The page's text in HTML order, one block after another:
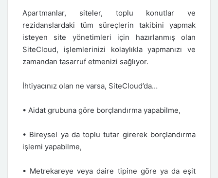
Apartmanlar, siteler, toplu konutlar ve
rezidanslardaki tüm süreçlerin takibini yapmak
isteyen site yönetimleri için hazırlanmış olan
SiteCloud, işlemlerinizi kolaylıkla yapmanızı ve
zamandan tasarruf etmenizi sağlıyor.
İhtiyacınız olan ne varsa, SiteCloud’da…
• Aidat grubuna göre borçlandırma yapabilme,
• Bireysel ya da toplu tutar girerek borçlandırma
işlemi yapabilme,
• Metrekareye veya daire tipine göre ya da eşit